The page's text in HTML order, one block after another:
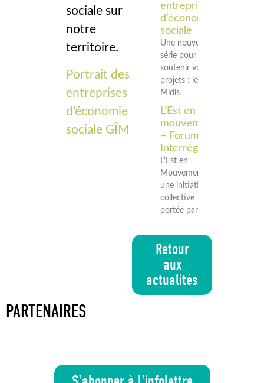
sociale sur
notre
territoire.
Portrait des
entreprises
d’économie
sociale GÎM
entreprises
d’économie
sociale
Une nouvelle
série pour
soutenir vos
projets : les
Midis
L’Est en
mouvement
– Forum
Interrégional
L’Est en
Mouvement est
une initiative
collective
portée par les
Retour
aux
actualités
PARTENAIRES